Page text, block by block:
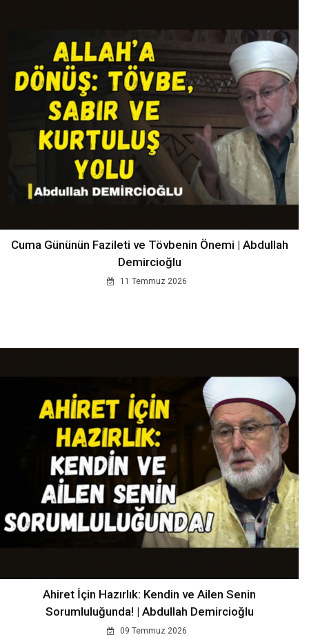
Cuma Gününün Fazileti ve Tövbenin Önemi | Abdullah
Demircioğlu
11 Temmuz 2026
Ahiret İçin Hazırlık: Kendin ve Ailen Senin
Sorumluluğunda! | Abdullah Demircioğlu
09 Temmuz 2026